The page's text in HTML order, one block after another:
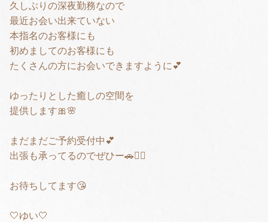
久しぶりの深夜勤務なので
最近お会い出来ていない
本指名のお客様にも
初めましてのお客様にも
たくさんの方にお会いできますように💕
ゆったりとした癒しの空間を
提供します🎀🌸
まだまだご予約受付中💕
出張も承ってるのでぜひー🚗❤️‍🔥
お待ちしてます😘
🤍ゆい🤍